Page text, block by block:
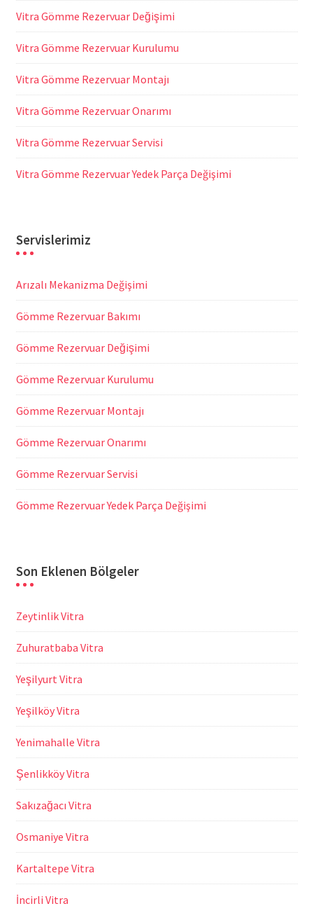
Vitra Gömme Rezervuar Değişimi
Vitra Gömme Rezervuar Kurulumu
Vitra Gömme Rezervuar Montajı
Vitra Gömme Rezervuar Onarımı
Vitra Gömme Rezervuar Servisi
Vitra Gömme Rezervuar Yedek Parça Değişimi
Servislerimiz
Arızalı Mekanizma Değişimi
Gömme Rezervuar Bakımı
Gömme Rezervuar Değişimi
Gömme Rezervuar Kurulumu
Gömme Rezervuar Montajı
Gömme Rezervuar Onarımı
Gömme Rezervuar Servisi
Gömme Rezervuar Yedek Parça Değişimi
Son Eklenen Bölgeler
Zeytinlik Vitra
Zuhuratbaba Vitra
Yeşilyurt Vitra
Yeşilköy Vitra
Yenimahalle Vitra
Şenlikköy Vitra
Sakızağacı Vitra
Osmaniye Vitra
Kartaltepe Vitra
İncirli Vitra